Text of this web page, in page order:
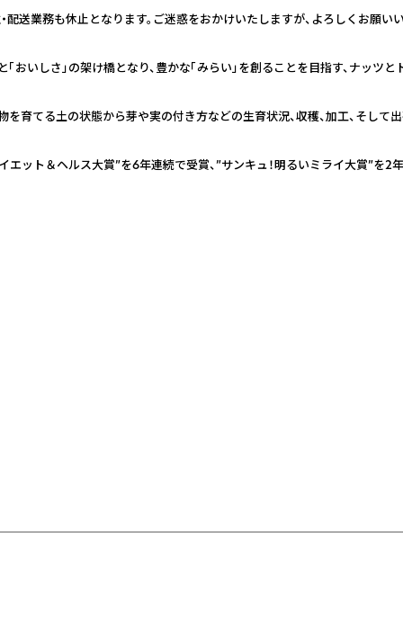
送業務も休止となります。ご迷惑をおかけいたしますが、よろしくお願い
「おいしさ」の架け橋となり、豊かな「みらい」を創ることを目指す、ナッツ
育てる土の状態から芽や実の付き方などの生育状況、収穫、加工、そして
エット＆ヘルス大賞”を6年連続で受賞、”サンキュ！明るいミライ大賞”を2